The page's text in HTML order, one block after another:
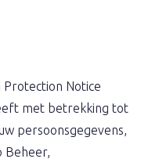
Protection Notice
met betrekking tot
persoonsgegevens,
Beheer,